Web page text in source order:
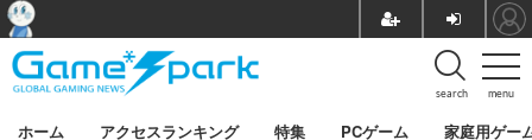
menu
search
ホーム アクセスランキング 特集 PCゲーム 家庭用ゲー